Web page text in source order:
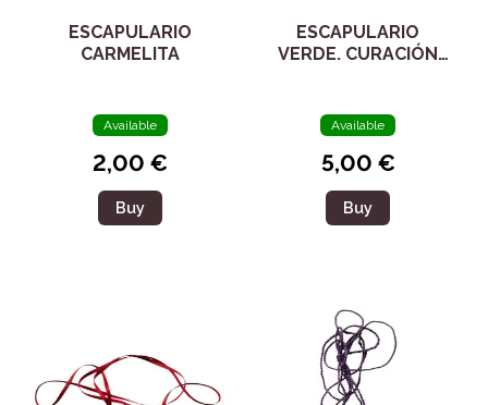
ESCAPULARIO
CARMELITA
Available
2,00 €
Buy
ESCAPULARIO
VERDE. CURACIÓN
Available
5,00 €
Buy